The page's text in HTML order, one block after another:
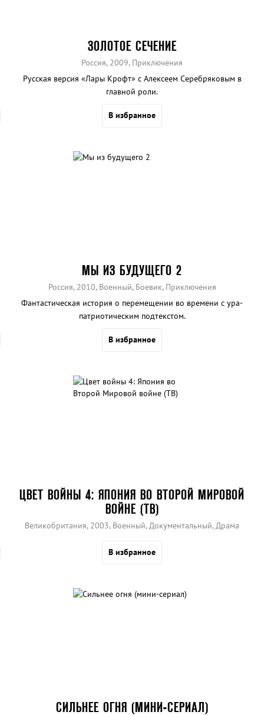
ЗОЛОТОЕ СЕЧЕНИЕ
Россия, 2009, Приключения
Русская версия «Лары Крофт» с Алексеем Серебряковым в
главной роли.
В избранное
МЫ ИЗ БУДУЩЕГО 2
Россия, 2010, Военный, Боевик, Приключения
Фантастическая история о перемещении во времени с ура-
патриотическим подтекстом.
В избранное
ЦВЕТ ВОЙНЫ 4: ЯПОНИЯ ВО ВТОРОЙ МИРОВОЙ
ВОЙНЕ (ТВ)
Великобритания, 2003, Военный, Документальный, Драма
В избранное
СИЛЬНЕЕ ОГНЯ (МИНИ-СЕРИАЛ)